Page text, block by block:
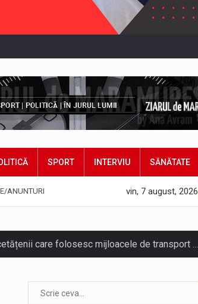
SPORT INTERVIU SĂNĂTATE
ANUNTURI vin, 7 august, 2026
Orasul este la propriu impânzit de ei…